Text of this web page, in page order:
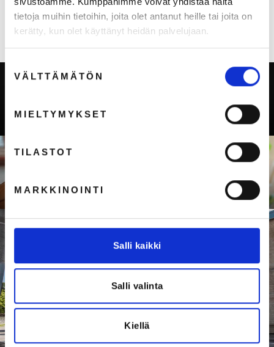
tietoja muihin tietoihin, joita olet antanut heille tai joita on
kerätty, kun olet käyttänyt heidän palvelujaan.
Suostumuksen
valinta
VÄLTTÄMÄTÖN
MIELTYMYKSET
TILASTOT
MARKKINOINTI
Salli kaikki
Salli valinta
Kiellä
Liquid error (snippets/image-element line 126): invalid url
Seuraava: Lasten avopaita
Takaisin tuoteryhmään Seniori- ja
potilasvaatteet